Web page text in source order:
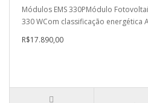
Módulos EMS 330PMódulo
330 WCom classificação energética
R$17.890,00